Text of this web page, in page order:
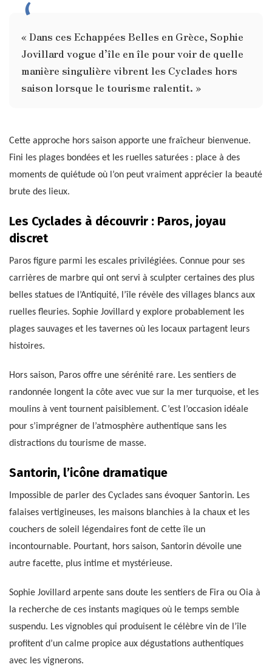
« Dans ces Echappées Belles en Grèce, Sophie
Jovillard vogue d’île en île pour voir de quelle
manière singulière vibrent les Cyclades hors
saison lorsque le tourisme ralentit. »
Cette approche hors saison apporte une fraîcheur bienvenue.
Fini les plages bondées et les ruelles saturées : place à des
moments de quiétude où l’on peut vraiment apprécier la beauté
brute des lieux.
Les Cyclades à découvrir : Paros, joyau
discret
Paros figure parmi les escales privilégiées. Connue pour ses
carrières de marbre qui ont servi à sculpter certaines des plus
belles statues de l’Antiquité, l’île révèle des villages blancs aux
ruelles fleuries. Sophie Jovillard y explore probablement les
plages sauvages et les tavernes où les locaux partagent leurs
histoires.
Hors saison, Paros offre une sérénité rare. Les sentiers de
randonnée longent la côte avec vue sur la mer turquoise, et les
moulins à vent tournent paisiblement. C’est l’occasion idéale
pour s’imprégner de l’atmosphère authentique sans les
distractions du tourisme de masse.
Santorin, l’icône dramatique
Impossible de parler des Cyclades sans évoquer Santorin. Les
falaises vertigineuses, les maisons blanchies à la chaux et les
couchers de soleil légendaires font de cette île un
incontournable. Pourtant, hors saison, Santorin dévoile une
autre facette, plus intime et mystérieuse.
Sophie Jovillard arpente sans doute les sentiers de Fira ou Oia à
la recherche de ces instants magiques où le temps semble
suspendu. Les vignobles qui produisent le célèbre vin de l’île
profitent d’un calme propice aux dégustations authentiques
avec les vignerons.